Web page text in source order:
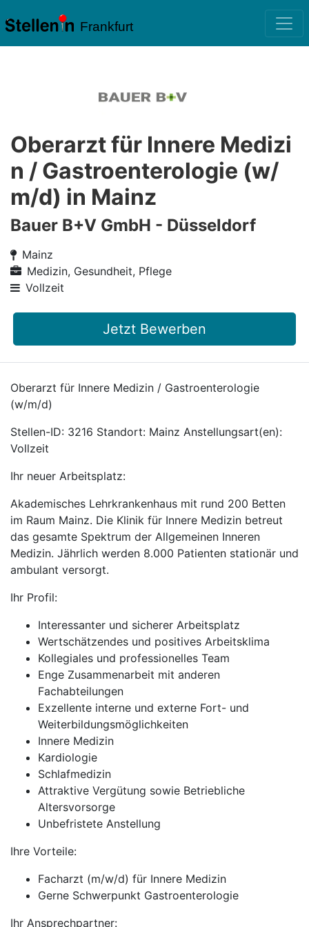
Frankfurt
Oberarzt für Innere Medizi
n / Gastroenterologie (w/
m/d) in Mainz
Bauer B+V GmbH - Düsseldorf
Mainz
Medizin, Gesundheit, Pflege
Vollzeit
Jetzt Bewerben
Oberarzt für Innere Medizin / Gastroenterologie
(w/m/d)
Stellen-ID: 3216 Standort: Mainz Anstellungsart(en):
Vollzeit
Ihr neuer Arbeitsplatz:
Akademisches Lehrkrankenhaus mit rund 200 Betten
im Raum Mainz. Die Klinik für Innere Medizin betreut
das gesamte Spektrum der Allgemeinen Inneren
Medizin. Jährlich werden 8.000 Patienten stationär und
ambulant versorgt.
Ihr Profil:
Interessanter und sicherer Arbeitsplatz
Wertschätzendes und positives Arbeitsklima
Kollegiales und professionelles Team
Enge Zusammenarbeit mit anderen
Fachabteilungen
Exzellente interne und externe Fort- und
Weiterbildungsmöglichkeiten
Innere Medizin
Kardiologie
Schlafmedizin
Attraktive Vergütung sowie Betriebliche
Altersvorsorge
Unbefristete Anstellung
Ihre Vorteile:
Facharzt (m/w/d) für Innere Medizin
Gerne Schwerpunkt Gastroenterologie
Ihr Ansprechpartner: